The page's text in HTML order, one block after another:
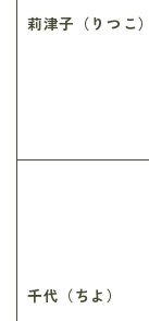
莉津子（りつこ）
千代（ちよ）